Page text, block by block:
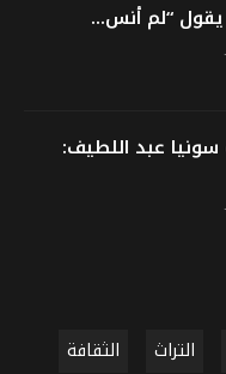
“لم أنس...
سونيا عبد اللطيف:
التراث
الثقافة